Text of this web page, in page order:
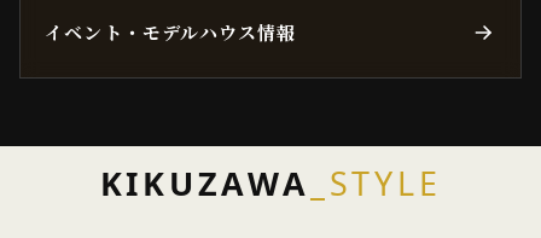
イベント・モデルハウス情報
KIKUZAWA _STYLE